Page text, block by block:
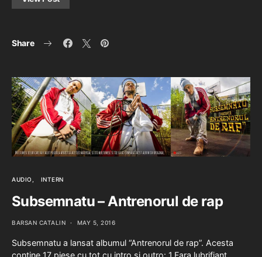
Share
AUDIO INTERN
Subsemnatu – Antrenorul de rap
BARSAN CATALIN MAY 5, 2016
Subsemnatu a lansat albumul “Antrenorul de rap”. Acesta
contine 17 piese cu tot cu intro si outro: 1.Fara lubrifiant